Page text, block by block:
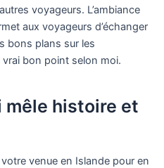
voyageurs. L’ambiance
aux voyageurs d’échanger
bons plans sur les
bon point selon moi.
mêle histoire et
venue en Islande pour en